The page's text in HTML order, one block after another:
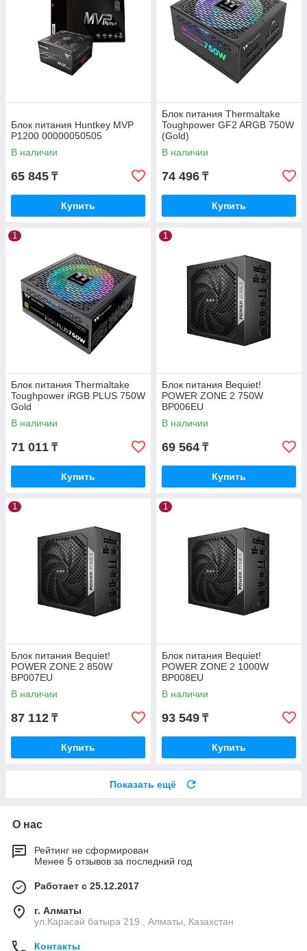
Блок питания Huntkey MVP
P1200 00000050505
В наличии
65 845 ₸
Купить
Блок питания Thermaltake
Toughpower GF2 ARGB 750W
(Gold)
В наличии
74 496 ₸
Купить
1
Блок питания Thermaltake
Toughpower iRGB PLUS 750W
Gold
В наличии
71 011 ₸
Купить
1
Блок питания Bequiet!
POWER ZONE 2 750W
BP006EU
В наличии
69 564 ₸
Купить
1
Блок питания Bequiet!
POWER ZONE 2 850W
BP007EU
В наличии
87 112 ₸
Купить
1
Блок питания Bequiet!
POWER ZONE 2 1000W
BP008EU
В наличии
93 549 ₸
Купить
Показать ещё
О нас
Рейтинг не сформирован
Менее 5 отзывов за последний год
Работает с 25.12.2017
г. Алматы
ул.Карасай батыра 219 , Алматы, Казахстан
Контакты